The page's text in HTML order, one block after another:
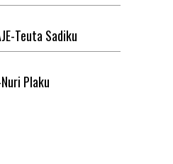
Teuta Sadiku
Plaku